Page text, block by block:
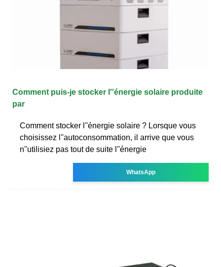
Comment puis-je stocker l''énergie solaire produite
par
Comment stocker l''énergie solaire ? Lorsque vous
choisissez l''autoconsommation, il arrive que vous
n''utilisiez pas tout de suite l''énergie
WhatsApp